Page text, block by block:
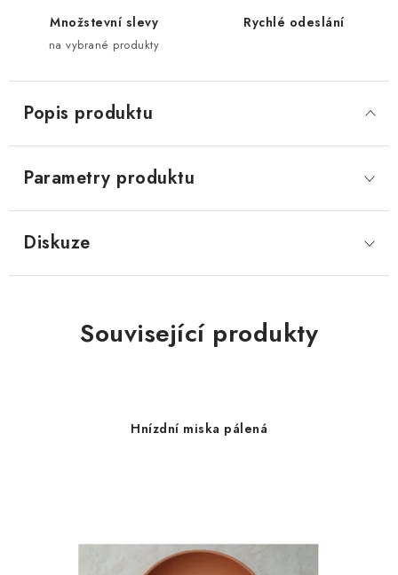
Množstevní slevy
na vybrané produkty
Rychlé odeslání
Popis produktu
Parametry produktu
Diskuze
Související produkty
Hnízdní miska pálená